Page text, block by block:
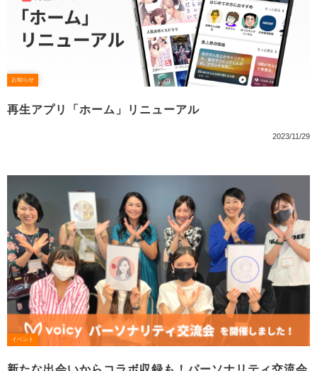
お知らせ
再生アプリ「ホーム」リニューアル
2023/11/29
イベント